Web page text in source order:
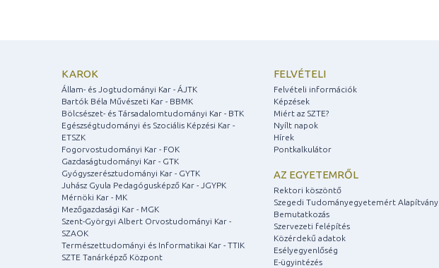
KAROK
Állam- és Jogtudományi Kar - ÁJTK
Bartók Béla Művészeti Kar - BBMK
Bölcsészet- és Társadalomtudományi Kar - BTK
Egészségtudományi és Szociális Képzési Kar -
ETSZK
Fogorvostudományi Kar - FOK
Gazdaságtudományi Kar - GTK
Gyógyszerésztudományi Kar - GYTK
Juhász Gyula Pedagógusképző Kar - JGYPK
Mérnöki Kar - MK
Mezőgazdasági Kar - MGK
Szent-Györgyi Albert Orvostudományi Kar -
SZAOK
Természettudományi és Informatikai Kar - TTIK
SZTE Tanárképző Központ
FELVÉTELI
Felvételi információk
Képzések
Miért az SZTE?
Nyílt napok
Hírek
Pontkalkulátor
AZ EGYETEMRŐL
Rektori köszöntő
Szegedi Tudományegyetemért Alapítvány
Bemutatkozás
Szervezeti felépítés
Közérdekű adatok
Esélyegyenlőség
E-ügyintézés